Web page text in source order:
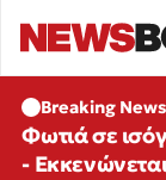
Breaking
Φωτιά σε
-